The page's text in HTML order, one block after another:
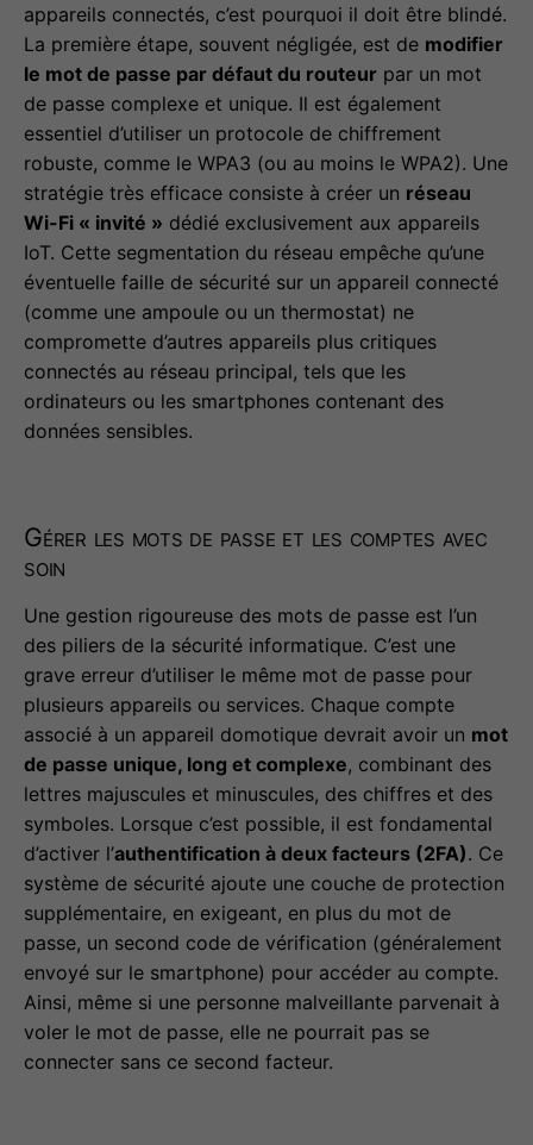
appareils connectés, c’est pourquoi il doit être blindé.
La première étape, souvent négligée, est de modifier
le mot de passe par défaut du routeur par un mot
de passe complexe et unique. Il est également
essentiel d’utiliser un protocole de chiffrement
robuste, comme le WPA3 (ou au moins le WPA2). Une
stratégie très efficace consiste à créer un réseau
Wi-Fi « invité » dédié exclusivement aux appareils
IoT. Cette segmentation du réseau empêche qu’une
éventuelle faille de sécurité sur un appareil connecté
(comme une ampoule ou un thermostat) ne
compromette d’autres appareils plus critiques
connectés au réseau principal, tels que les
ordinateurs ou les smartphones contenant des
données sensibles.
Gérer les mots de passe et les comptes avec
soin
Une gestion rigoureuse des mots de passe est l’un
des piliers de la sécurité informatique. C’est une
grave erreur d’utiliser le même mot de passe pour
plusieurs appareils ou services. Chaque compte
associé à un appareil domotique devrait avoir un mot
de passe unique, long et complexe, combinant des
lettres majuscules et minuscules, des chiffres et des
symboles. Lorsque c’est possible, il est fondamental
d’activer l’authentification à deux facteurs (2FA). Ce
système de sécurité ajoute une couche de protection
supplémentaire, en exigeant, en plus du mot de
passe, un second code de vérification (généralement
envoyé sur le smartphone) pour accéder au compte.
Ainsi, même si une personne malveillante parvenait à
voler le mot de passe, elle ne pourrait pas se
connecter sans ce second facteur.